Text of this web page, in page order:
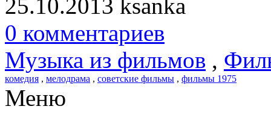
25.10.2013 ksanka
0 комментариев
Музыка из фильмов ,
комедия , мелодрама , советские фильмы , фильмы 1975
Меню